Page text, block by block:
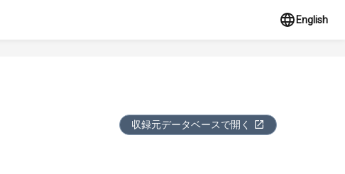
English
収録元データベースで開く